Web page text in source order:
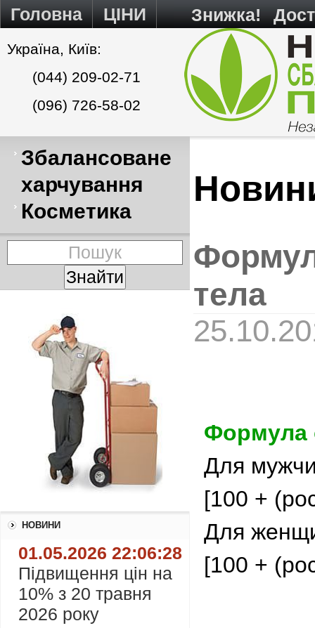
Головна ЦІНИ Знижка!
Україна, Київ:
(044) 209-02-71
(096) 726-58-02
Збалансоване
харчування
Косметика
НОВИНИ
01.05.2026 22:06:28
Підвищення цін на
10% з 20 травня
2026 року
тела
Формула
Для
[100 +
Для
[100 +